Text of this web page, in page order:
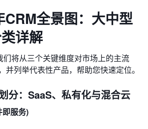
全景图：大中型
详解
将从三个关键维度对市场上的主流
并列举代表性产品，帮助您快速定位。
分：SaaS、私有化与混合云
服务)